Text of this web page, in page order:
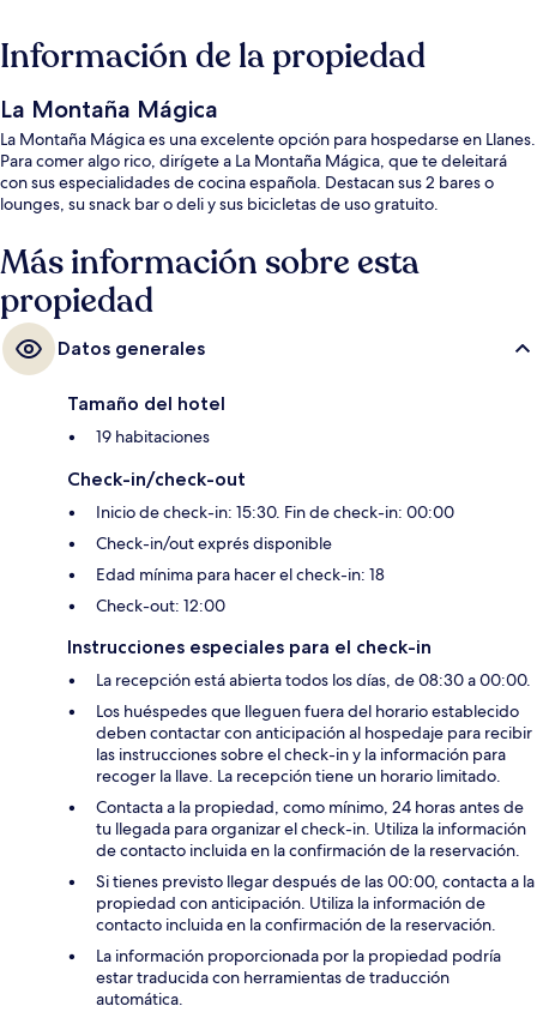
Información de la propiedad
La Montaña Mágica
La Montaña Mágica es una excelente opción para hospedarse en Llanes.
Para comer algo rico, dirígete a La Montaña Mágica, que te deleitará
con sus especialidades de cocina española. Destacan sus 2 bares o
lounges, su snack bar o deli y sus bicicletas de uso gratuito.
Más información sobre esta
propiedad
Datos generales
Tamaño del hotel
19 habitaciones
Check-in/check-out
Inicio de check-in: 15:30. Fin de check-in: 00:00
Check-in/out exprés disponible
Edad mínima para hacer el check-in: 18
Check-out: 12:00
Instrucciones especiales para el check-in
La recepción está abierta todos los días, de 08:30 a 00:00.
Los huéspedes que lleguen fuera del horario establecido
deben contactar con anticipación al hospedaje para recibir
las instrucciones sobre el check-in y la información para
recoger la llave. La recepción tiene un horario limitado.
Contacta a la propiedad, como mínimo, 24 horas antes de
tu llegada para organizar el check-in. Utiliza la información
de contacto incluida en la confirmación de la reservación.
Si tienes previsto llegar después de las 00:00, contacta a la
propiedad con anticipación. Utiliza la información de
contacto incluida en la confirmación de la reservación.
La información proporcionada por la propiedad podría
estar traducida con herramientas de traducción
automática.